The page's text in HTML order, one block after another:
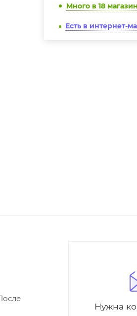
Много в 18
Есть в интернет-
Нужна